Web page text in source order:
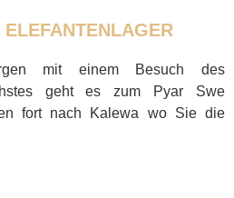
mit einem Besuch des
geht es zum Pyar Swe
fort nach Kalewa wo Sie die